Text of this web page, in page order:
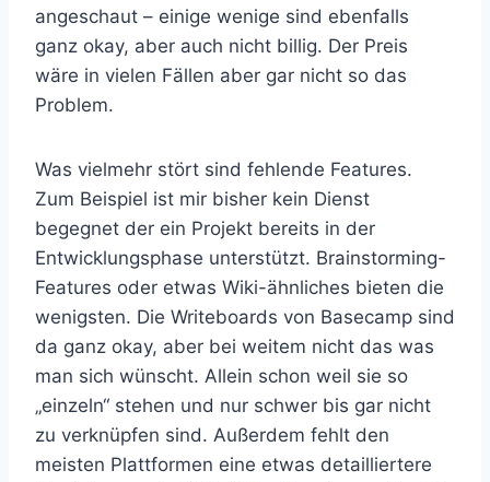
angeschaut – einige wenige sind ebenfalls
ganz okay, aber auch nicht billig. Der Preis
wäre in vielen Fällen aber gar nicht so das
Problem.
Was vielmehr stört sind fehlende Features.
Zum Beispiel ist mir bisher kein Dienst
begegnet der ein Projekt bereits in der
Entwicklungsphase unterstützt. Brainstorming-
Features oder etwas Wiki-ähnliches bieten die
wenigsten. Die Writeboards von Basecamp sind
da ganz okay, aber bei weitem nicht das was
man sich wünscht. Allein schon weil sie so
„einzeln“ stehen und nur schwer bis gar nicht
zu verknüpfen sind. Außerdem fehlt den
meisten Plattformen eine etwas detailliertere